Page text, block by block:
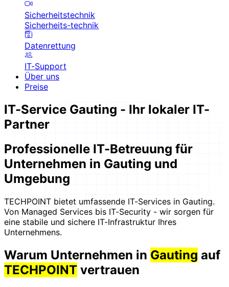
Sicherheitstechnik
Sicherheits-technik
Datenrettung
IT-Support
Über uns
Preise
IT-Service Gauting - Ihr lokaler IT-
Partner
Professionelle IT-Betreuung für
Unternehmen in Gauting und
Umgebung
TECHPOINT bietet umfassende IT-Services in Gauting.
Von Managed Services bis IT-Security - wir sorgen für
eine stabile und sichere IT-Infrastruktur Ihres
Unternehmens.
Warum Unternehmen in Gauting auf
TECHPOINT vertrauen